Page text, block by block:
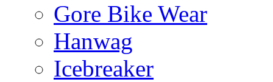
Gore Bike Wear
Hanwag
Icebreaker